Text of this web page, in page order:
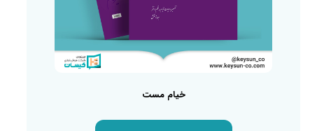
خیام مست